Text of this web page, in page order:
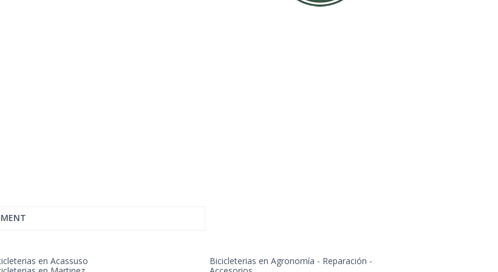
en Acassuso
Bicicleterias en Agronomía - Reparación -